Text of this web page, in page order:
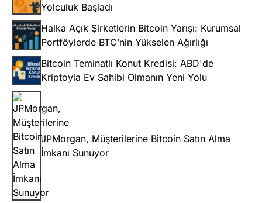
Yolculuk Başladı
Halka Açık Şirketlerin Bitcoin Yarışı: Kurumsal
Portföylerde BTC’nin Yükselen Ağırlığı
Bitcoin Teminatlı Konut Kredisi: ABD'de
Kriptoyla Ev Sahibi Olmanın Yeni Yolu
JPMorgan, Müşterilerine Bitcoin Satın Alma
İmkanı Sunuyor